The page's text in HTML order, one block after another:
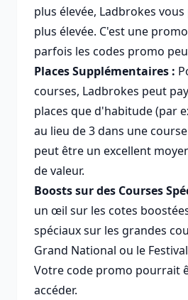
plus élevée, Ladbrokes vous
plus élevée. C'est une
parfois les codes promo
Places Supplémentaires :
courses, Ladbrokes peut
places que d'habitude (par
au lieu de 3 dans une
peut être un excellent
de valeur.
Boosts sur des Courses
un œil sur les cotes
spéciaux sur les grandes
Grand National ou le
Votre code promo pourrait
accéder.